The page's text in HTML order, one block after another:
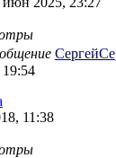
11:38